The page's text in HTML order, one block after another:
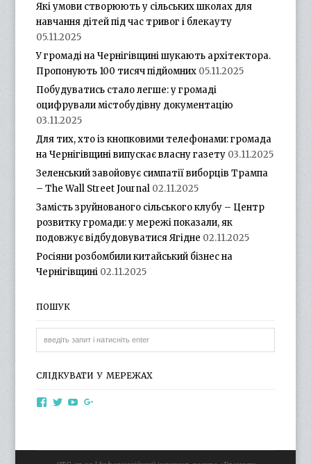
Які умови створюють у сільських школах для
навчання дітей під час тривог і блекауту
05.11.2025
У громаді на Чернігівщині шукають архітектора.
Пропонують 100 тисяч підйомних 05.11.2025
Побудуватись стало легше: у громаді
оцифрували містобудівну документацію
03.11.2025
Для тих, хто із кнопковими телефонами: громада
на Чернігівщині випускає власну газету 03.11.2025
Зеленський завойовує симпатії виборців Трампа
– The Wall Street Journal 02.11.2025
Замість зруйнованого сільського клубу – Центр
розвитку громади: у мережі показали, як
подовжує відбудовуватися Ягідне 02.11.2025
Росіяни розбомбили китайський бізнес на
Чернігівщині 02.11.2025
ПОШУК
СЛІДКУВАТИ У МЕРЕЖАХ
ViewViewView